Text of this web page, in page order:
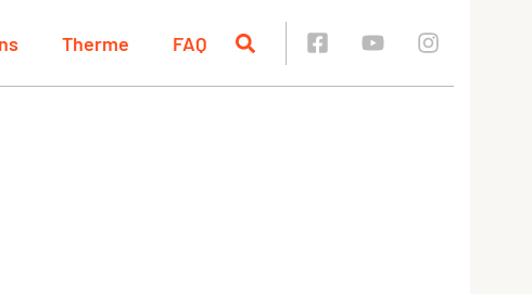
Therme FAQ